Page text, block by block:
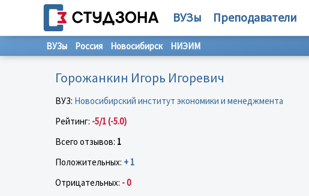
ВУЗы Преподаватели
ВУЗы Россия Новосибирск НИЭИМ
Горожанкин Игорь Игоревич
ВУЗ: Новосибирский институт экономики и менеджмента
Рейтинг: -5/1 (-5.0)
Всего отзывов: 1
Положительных: + 1
Отрицательных: - 0